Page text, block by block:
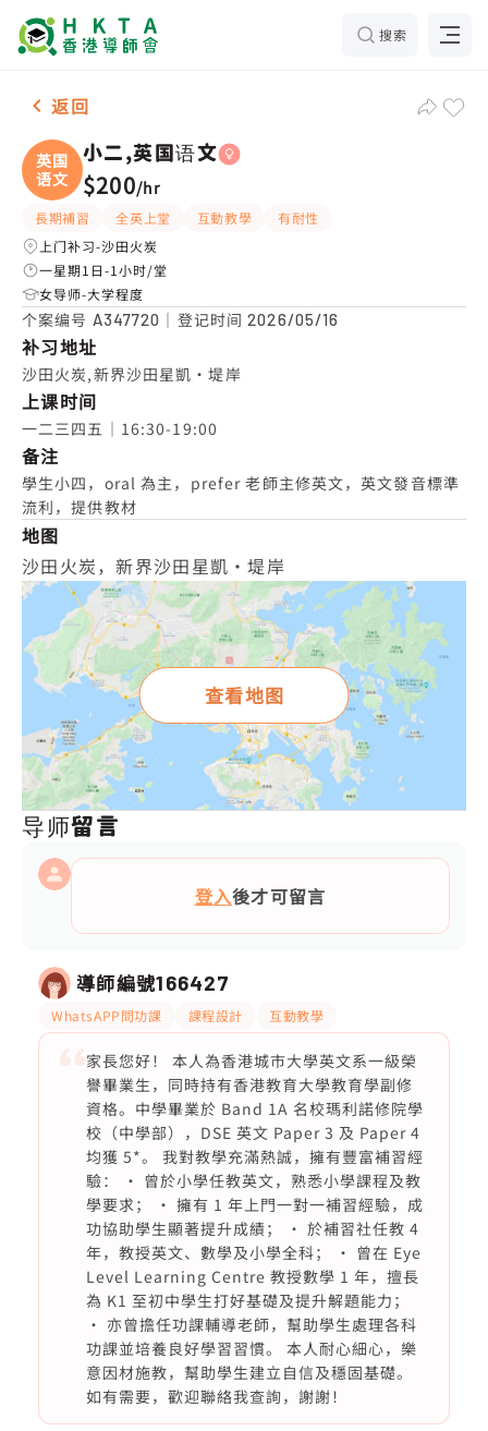
搜索
女-1名 小二,英国语文，沙田火炭 补习推介
返回
英国
语文
小二,英国语文
$200/hr
長期補習 全英上堂 互動教學
有耐性
上门补习-沙田火炭
一星期1日-1小时/堂
女导师-大学程度
个案编号 A347720 ｜登记时间2026/05/16
补习地址
沙田火炭,新界沙田星凱‧堤岸
上课时间
一二三四五｜16:30-19:00
备注
學生小四，oral 為主，prefer 老師主修英文，英文發音標準
流利，提供教材
地图
沙田火炭，新界沙田星凱‧堤岸
查看地图
导师留言
登入後才可留言
導師編號166427
WhatsAPP問功課 課程設計 互動教學
家長您好！ 本人為香港城市大學英文系一級榮
譽畢業生，同時持有香港教育大學教育學副修
資格。中學畢業於 Band 1A 名校瑪利諾修院學
校（中學部），DSE 英文 Paper 3 及 Paper 4
均獲 5*。 我對教學充滿熱誠，擁有豐富補習經
驗： • 曾於小學任教英文，熟悉小學課程及教
學要求； • 擁有 1 年上門一對一補習經驗，成
功協助學生顯著提升成績； • 於補習社任教 4
年，教授英文、數學及小學全科； • 曾在 Eye
Level Learning Centre 教授數學 1 年，擅長
為 K1 至初中學生打好基礎及提升解題能力；
• 亦曾擔任功課輔導老師，幫助學生處理各科
功課並培養良好學習習慣。 本人耐心細心，樂
意因材施教，幫助學生建立自信及穩固基礎。
如有需要，歡迎聯絡我查詢，謝謝！